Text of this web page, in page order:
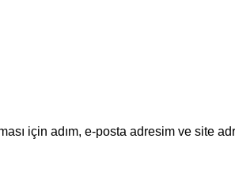
için adım, e-posta adresim ve site